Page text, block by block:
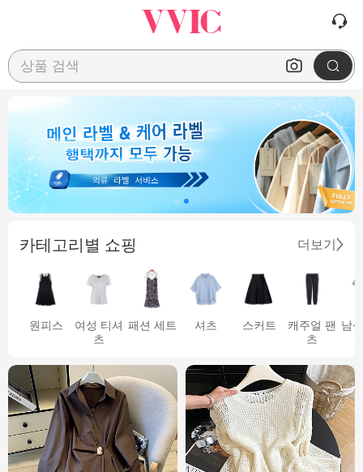
상품 검색
카테고리별 쇼핑 더보기
원피스
여성 티셔
츠
패션 세트 셔츠 스커트
캐주얼 팬
츠
남